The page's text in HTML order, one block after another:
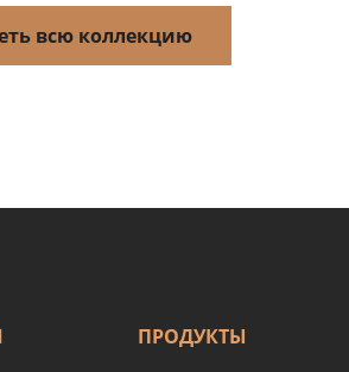
всю коллекцию
ПРОДУКТЫ